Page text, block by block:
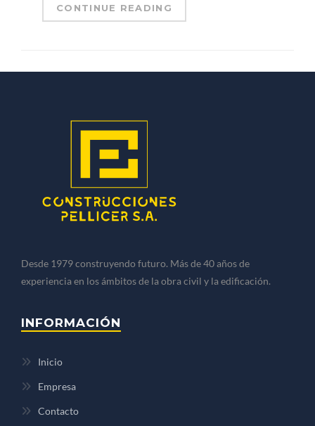
CONTINUE READING
Desde 1979 construyendo futuro. Más de 40 años de
experiencia en los ámbitos de la obra civil y la edificación.
INFORMACIÓN
Inicio
Empresa
Contacto